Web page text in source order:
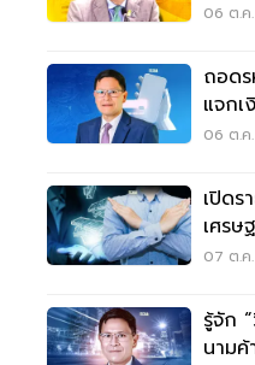
06 ต.ค
ถอด
แจก
คนทั่ว
06 ต.ค
เปิดร
เศร
07 ต.ค
รู้จัก
นาม